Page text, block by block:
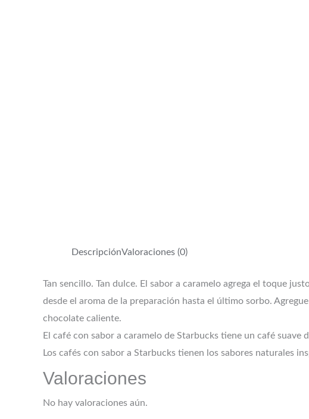
DescripciónValoraciones (0)
Tan sencillo. Tan dulce. El sabor a caramelo agrega el toque
desde el aroma de la preparación hasta el último sorbo.
chocolate caliente.
El café con sabor a caramelo de Starbucks tiene un café
Los cafés con sabor a Starbucks tienen los sabores naturales
Valoraciones
No hay valoraciones aún.